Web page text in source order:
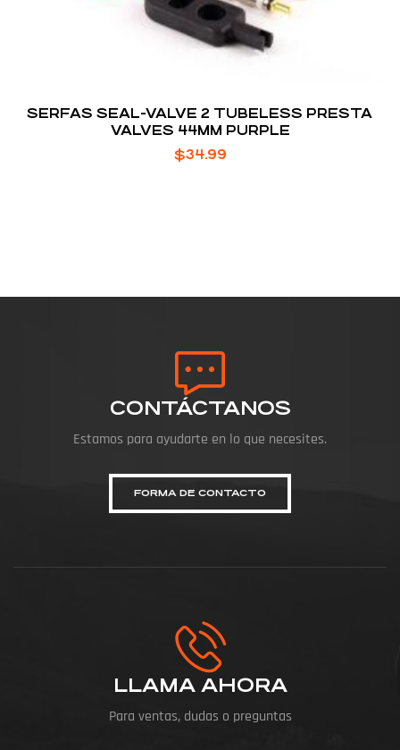
SERFAS SEAL-VALVE 2 TUBELESS PRESTA
VALVES 44MM PURPLE
$34.99
CONTÁCTANOS
Estamos para ayudarte en lo que necesites.
FORMA DE CONTACTO
LLAMA AHORA
Para ventas, dudas o preguntas